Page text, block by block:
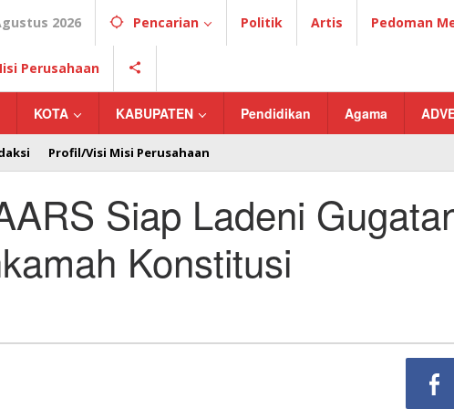
2026 Pencarian Politik Artis Pedoman
Perusahaan
KOTA KABUPATEN Pendidikan Agama
Profil/Visi Misi Perusahaan
Siap Ladeni
Konstitusi